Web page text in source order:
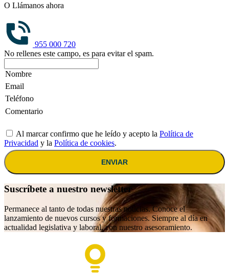
O Llámanos ahora
955 000 720
No rellenes este campo, es para evitar el spam.
Al marcar confirmo que he leído y acepto la Política de
Privacidad y la Política de cookies.
ENVIAR
Suscríbete a nuestro newsletter
Permanece al tanto de todas nuestras noticias. Conoce el
lanzamiento de nuevos cursos y formaciones. Siempre al día en
actualidad legislativa y laboral, con nuestro asesoramiento.